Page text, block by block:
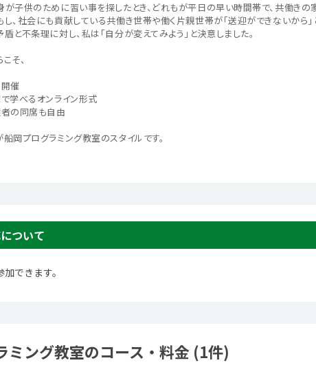
が子供のために習い事を探したとき、どれもが平日の早い時間帯で、共働きの
し、社会にも貢献している共働き世帯や働く片親世帯が「送迎ができないから
盾と不条理に対し、私は「自分が変えてみよう」と決意しました。
そ、
開催
で学べるオンライン形式
者の同席も自由
船岡プログラミング教室のスタイルです。
ついて
できます。
ミング教室のコース・料金 (1件)